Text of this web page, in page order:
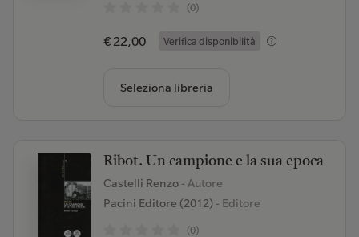
(0)
€ 22,00 Verifica disponibilità
Seleziona libreria
Ribot. Un campione e la sua epoca
Castelli Renzo - Autore
Pacini Editore (2012)- Editore
(0)